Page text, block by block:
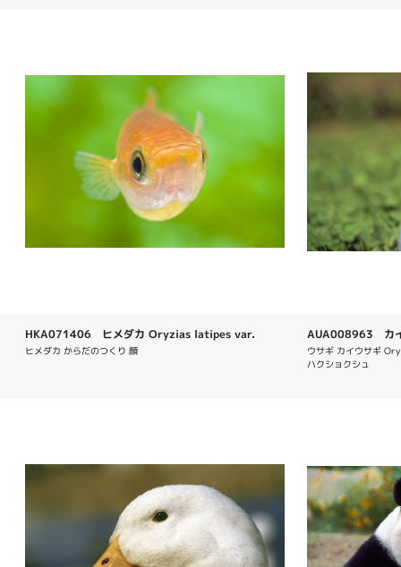
HKA071406 ヒメダカ Oryzias latipes var.
ヒメダカ からだのつくり 顔
AUA008963 カ
domesticus
ウサギ カイウサギ
ハクショクシュ